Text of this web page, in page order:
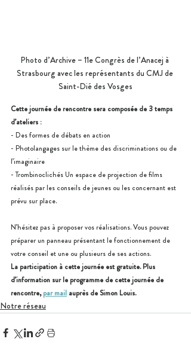
Photo d’Archive – 11e Congrès de l’Anacej à
Strasbourg avec les représentants du CMJ de
Saint-Dié des Vosges
Cette journée de rencontre sera composée de 3 temps
d’ateliers :
- Des formes de débats en action
- Photolangages sur le thème des discriminations ou de
l’imaginaire
- Trombinoclichés Un espace de projection de films
réalisés par les conseils de jeunes ou les concernant est
prévu sur place.
N’hésitez pas à proposer vos réalisations. Vous pouvez
préparer un panneau présentant le fonctionnement de
votre conseil et une ou plusieurs de ses actions.
La participation à cette journée est gratuite. Plus
d’information sur le programme de cette journée de
rencontre, par mail auprès de Simon Louis.
Notre réseau